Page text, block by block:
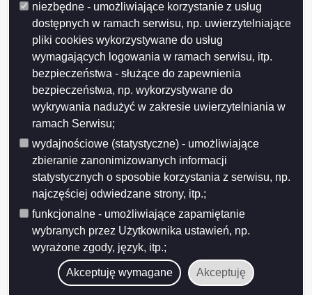
niezbędne - umożliwiające korzystanie z usług
dostępnych w ramach serwisu, np. uwierzytelniające
pliki cookies wykorzystywane do usług
wymagających logowania w ramach serwisu, itp.
bezpieczeństwa - służące do zapewnienia
bezpieczeństwa, np. wykorzystywane do
wykrywania nadużyć w zakresie uwierzytelniania w
ramach Serwisu;
wydajnościowe (statystyczne) - umożliwiające
zbieranie zanonimizowanych informacji
statystycznych o sposobie korzystania z serwisu, np.
najczęściej odwiedzane strony, itp.;
funkcjonalne - umożliwiające zapamiętanie
wybranych przez Użytkownika ustawień, np.
wyrażone zgody, język, itp.;
Akceptuję wymagane Akceptuję
Upowszechnianie
książki i
czytelnictwa,
promowanie
kultury słowa
Stowarzyszenie
Kulturalne
„Bibliofil”
7.699 zł 5.699 zł
Popularyzacja
edukacji
kulturalnej
społeczeństwa
Fundacja
“Sztuka i
Współczesność”
34.000 zł 4.000 zł
Wspieranie
działalności
wydawniczej,
organizacji
konferencji,
szkoleń,
seminariów
Stowarzyszenie
Przyjaciół
Suwalszczyzny
8.000 zł
Augustowsko –
Suwalskie
Towarzystwo
Naukowe
36.252 zł 7.000 zł
Realizacja
Związek
1.342.80
1.300 zł